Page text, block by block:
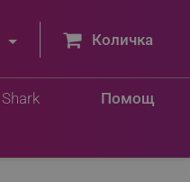
 Количка
Помощ
Shark